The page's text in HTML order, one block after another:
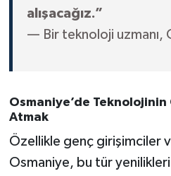
alışacağız.”
— Bir teknoloji uzmanı,
Osmaniye’de Teknolojinin
Atmak
Özellikle genç girişimciler
Osmaniye, bu tür